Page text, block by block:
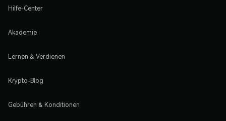
Hilfe-Center
Akademie
Lernen & Verdienen
Krypto-Blog
Gebühren & Konditionen